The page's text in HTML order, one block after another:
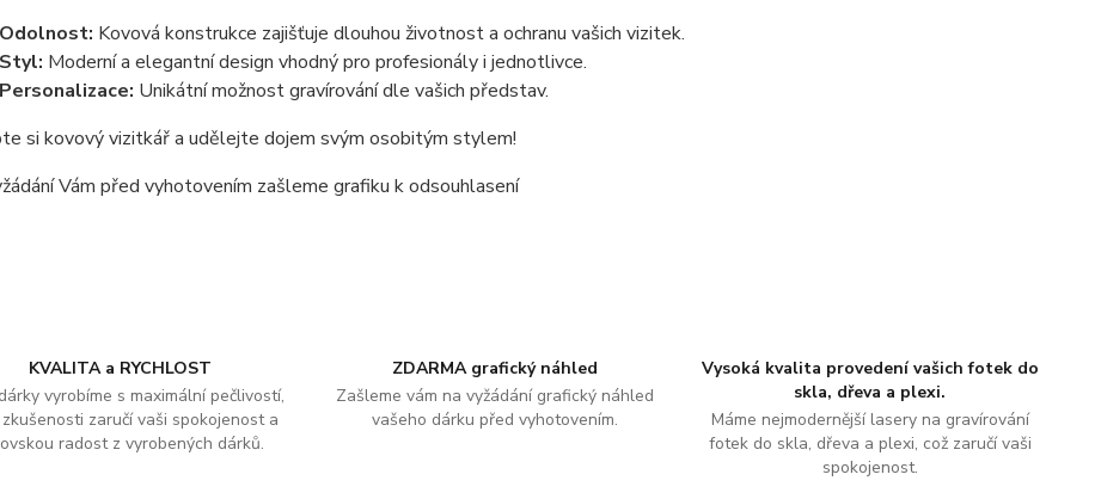
KVALITA a RYCHLOST
vyrobíme s maximální pečlivostí,
zaručí vaši spokojenost a
radost z vyrobených dárků.
ZDARMA grafický náhled
Zašleme vám na vyžádání grafický náhled
vašeho dárku před vyhotovením.
Vysoká kvalita provedení vašich fotek do
skla, dřeva a plexi.
Máme nejmodernější lasery na gravírování
fotek do skla, dřeva a plexi, což zaručí vaši
spokojenost.
Odolnost: Kovová konstrukce zajišťuje dlouhou životnost a ochranu vašich vizitek.
Styl: Moderní a elegantní design vhodný pro profesionály i jednotlivce.
Personalizace: Unikátní možnost gravírování dle vašich představ.
si kovový vizitkář a udělejte dojem svým osobitým stylem!
Vám před vyhotovením zašleme grafiku k odsouhlasení